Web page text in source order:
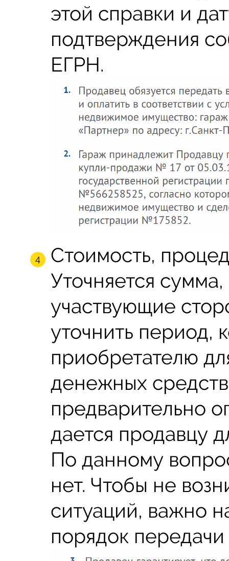
этой справки и
подтверждения
ЕГРН.
Стоимость,
Уточняется
участвующие
уточнить период,
приобретателю
денежных
предварительно
дается продавцу
По данному
нет. Чтобы не
ситуаций, важно
порядок